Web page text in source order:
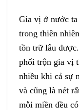
Gia vị ở nước
trong thiên
tồn trữ lâu
phối trộn gia vị
nhiều khi cả sự
và cũng là nét
mỗi miền đều